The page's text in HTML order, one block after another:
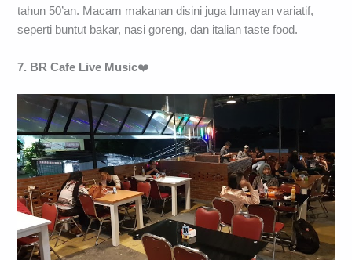
tahun 50’an. Macam makanan disini juga lumayan variatif,
seperti buntut bakar, nasi goreng, dan italian taste food.
7. BR Cafe Live Music❤️